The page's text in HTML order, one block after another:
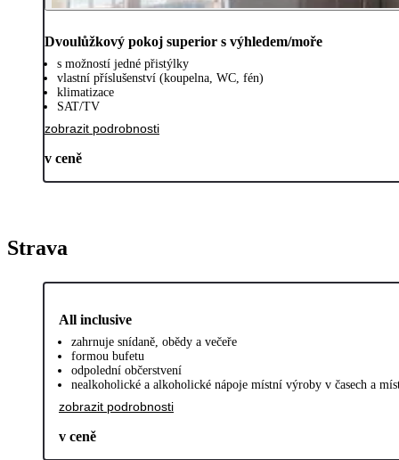
Dvoulůžkový pokoj superior s výhledem/moře
s možností jedné přistýlky
vlastní příslušenství (koupelna, WC, fén)
klimatizace
SAT/TV
zobrazit podrobnosti
v ceně
Strava
All inclusive
zahrnuje snídaně, obědy a večeře
formou bufetu
odpolední občerstvení
nealkoholické a alkoholické nápoje místní výroby v časech a
zobrazit podrobnosti
v ceně